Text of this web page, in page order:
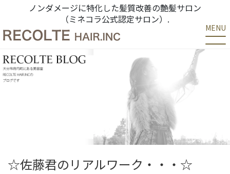
ノンダメージに特化した髪質改善の艶髪サロン
（ミネコラ公式認定サロン）.
MENU
☆佐藤君のリアルワーク・・・☆